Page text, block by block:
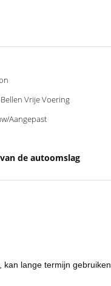
Vrije Voering
Aangepast
de autoomslag
lange termijn gebruiken.